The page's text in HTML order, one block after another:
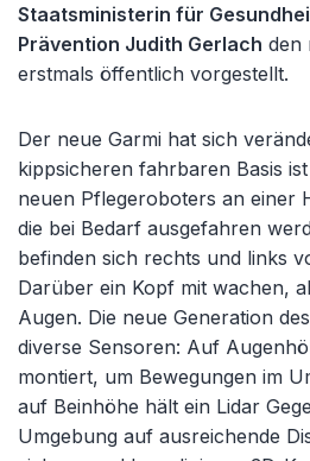
Staatsministerin für
Prävention Judith Gerlach den
erstmals öffentlich vorgestellt.
Der neue Garmi hat sich
kippsicheren fahrbaren Basis
neuen Pflegeroboters an einer
die bei Bedarf ausgefahren
befinden sich rechts und links
Darüber ein Kopf mit wachen,
Augen. Die neue Generation
diverse Sensoren: Auf
montiert, um Bewegungen im
auf Beinhöhe hält ein Lidar
Umgebung auf ausreichende